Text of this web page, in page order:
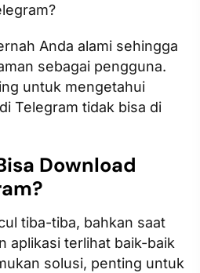
Anda alami sehingga
sebagai pengguna.
untuk mengetahui
Telegram tidak bisa di
Download
tiba-tiba, bahkan saat
aplikasi terlihat baik-baik
solusi, penting untuk